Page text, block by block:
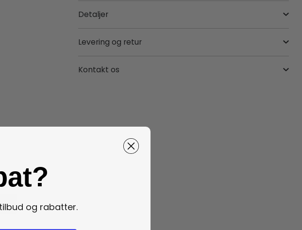
Detaljer
Levering og retur
Kontakt os
og rabatter.